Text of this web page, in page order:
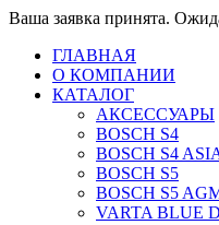
Ваша заявка принята.
ГЛАВНАЯ
О КОМПАНИИ
КАТАЛОГ
АКСЕССУАРЫ
BOSCH S4
BOSCH S4
BOSCH S5
BOSCH S5
VARTA BLUE